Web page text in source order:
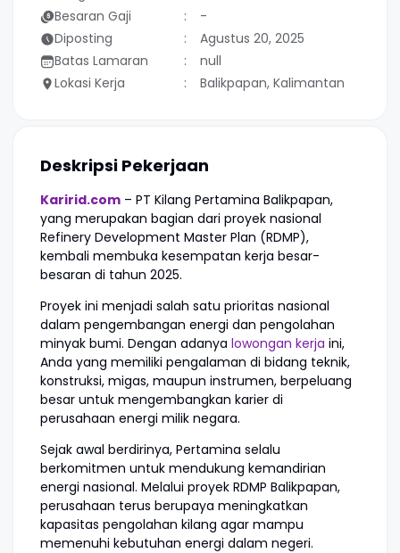
Besaran Gaji
-
Diposting
Agustus 20, 2025
Batas Lamaran
null
Lokasi Kerja
Balikpapan, Kalimantan
Deskripsi Pekerjaan
Karirid.com – PT Kilang Pertamina Balikpapan,
yang merupakan bagian dari proyek nasional
Refinery Development Master Plan (RDMP),
kembali membuka kesempatan kerja besar-
besaran di tahun 2025.
Proyek ini menjadi salah satu prioritas nasional
dalam pengembangan energi dan pengolahan
minyak bumi. Dengan adanya lowongan kerja ini,
Anda yang memiliki pengalaman di bidang teknik,
konstruksi, migas, maupun instrumen, berpeluang
besar untuk mengembangkan karier di
perusahaan energi milik negara.
Sejak awal berdirinya, Pertamina selalu
berkomitmen untuk mendukung kemandirian
energi nasional. Melalui proyek RDMP Balikpapan,
perusahaan terus berupaya meningkatkan
kapasitas pengolahan kilang agar mampu
memenuhi kebutuhan energi dalam negeri.